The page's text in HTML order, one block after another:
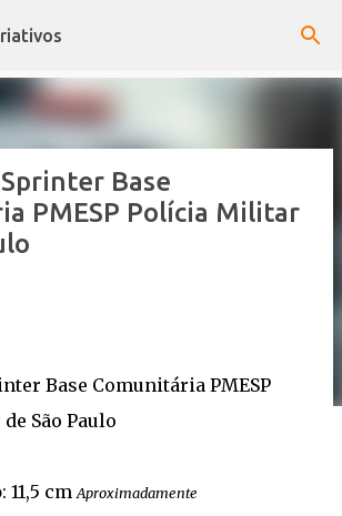
para o conteúdo principal
Base
PMESP Polícia Militar
Base Comunitária PMESP
São Paulo
: 11,5 cmAproximadamente